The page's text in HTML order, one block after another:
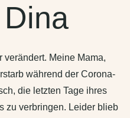
verändert. Meine Mama,
während der Corona-
die letzten Tage ihres
zu verbringen. Leider blieb